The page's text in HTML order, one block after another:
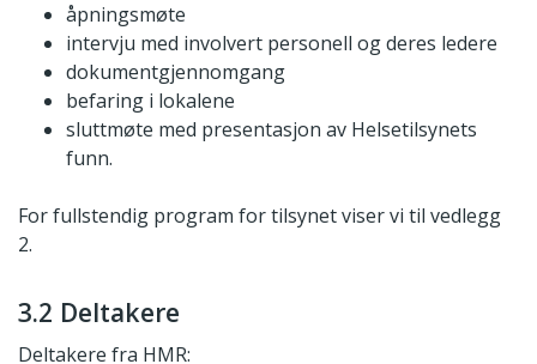
åpningsmøte
intervju med involvert personell og deres ledere
dokumentgjennomgang
befaring i lokalene
sluttmøte med presentasjon av Helsetilsynets
funn.
For fullstendig program for tilsynet viser vi til vedlegg
2.
3.2 Deltakere
Deltakere fra HMR: